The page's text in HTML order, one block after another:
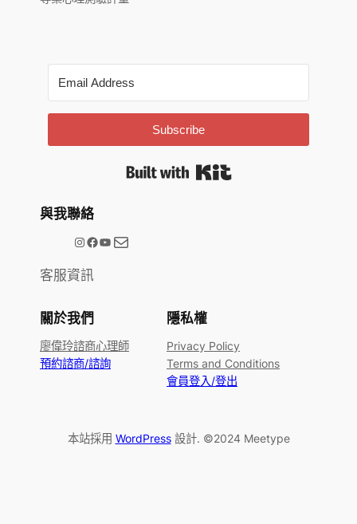
Subscribe
與我聯絡
@meetype.tw Facebook YouTube 電子郵件
客服資訊
關於我們
廖偉玲諮商心理師
預約諮商/諮詢
隱私權
Privacy Policy
Terms and Conditions
會員登入/登出
本站採用 WordPress設計. ©2024 Meetype